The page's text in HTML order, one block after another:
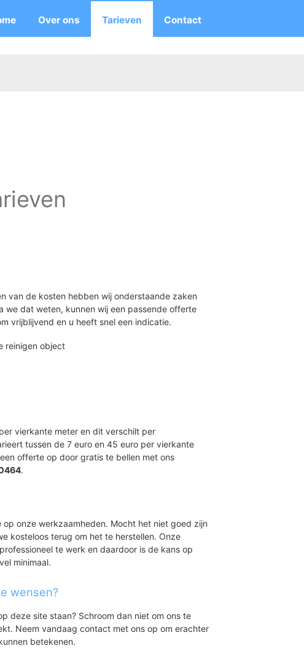
Over ons Tarieven Contact
van de kosten hebben wij onderstaande zaken
we dat weten, kunnen wij een passende offerte
vrijblijvend en u heeft snel een indicatie.
reinigen object
vierkante meter en dit verschilt per
tussen de 7 euro en 45 euro per vierkante
offerte op door gratis te bellen met ons
.
op onze werkzaamheden. Mocht het niet goed zijn
kosteloos terug om het te herstellen. Onze
te werk en daardoor is de kans op
minimaal.
wensen?
deze site staan? Schroom dan niet om ons te
Neem vandaag contact met ons op om erachter
betekenen.